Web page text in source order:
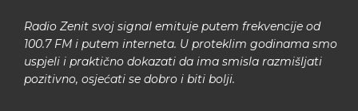
Radio Zenit svoj signal emituje putem frekvencije od
100.7 FM i putem interneta. U proteklim godinama smo
uspjeli i praktično dokazati da ima smisla razmišljati
pozitivno, osjećati se dobro i biti bolji.